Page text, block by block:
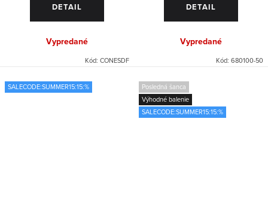
DETAIL
Vypredané
Kód: CONESDF
DETAIL
Vypredané
Kód: 680100-50
SALECODE:SUMMER15:15:%
Posledná šanca
Výhodné balenie
SALECODE:SUMMER15:15:%